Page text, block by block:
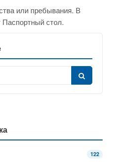
или пребывания. В
стол.
122